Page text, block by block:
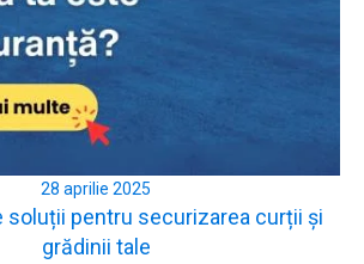
28 aprilie 2025
soluții pentru securizarea curții și
grădinii tale